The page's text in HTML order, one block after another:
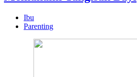
Ibu
Parenting